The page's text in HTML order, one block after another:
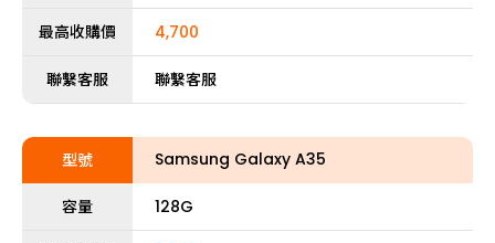
最高收購價 4,700
聯繫客服 聯繫客服
型號 Samsung Galaxy A35
容量 128G